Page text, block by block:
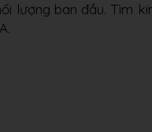
lượng ban đầu. Tìm